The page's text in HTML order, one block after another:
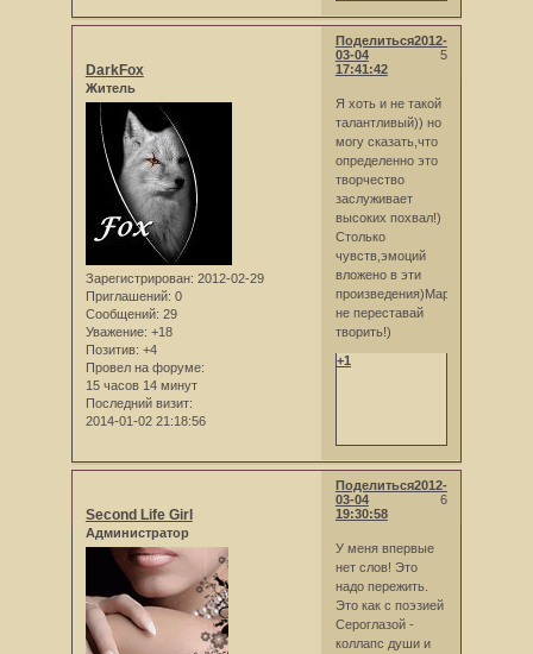
Поделиться
5
2012-
03-04
17:41:42
DarkFox
Житель
Зарегистрирован: 2012-02-29
Приглашений: 0
Сообщений: 29
Уважение: +18
Позитив: +4
Провел на форуме:
15 часов 14 минут
Последний визит:
2014-01-02 21:18:56
Я хоть и не такой
талантливый)) но
могу сказать,что
определенно это
творчество
заслуживает
высоких похвал!)
Столько
чувств,эмоций
вложено в эти
произведения)Марго
не переставай
творить!)
+1
Поделиться
6
2012-
03-04
19:30:58
Second Life Girl
Администратор
У меня впервые
нет слов! Это
надо пережить.
Это как с поэзией
Сероглазой -
коллапс души и